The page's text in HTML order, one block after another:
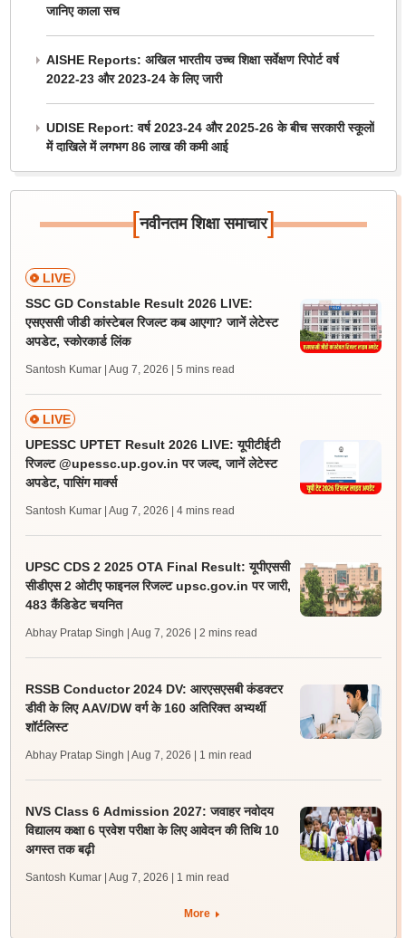
जानिए काला सच
AISHE Reports: अखिल भारतीय उच्च शिक्षा सर्वेक्षण रिपोर्ट वर्ष
2022-23 और 2023-24 के लिए जारी
UDISE Report: वर्ष 2023-24 और 2025-26 के बीच सरकारी स्कूलों
में दाखिले में लगभग 86 लाख की कमी आई
[नवीनतम शिक्षा समाचार]
LIVE
SSC GD Constable Result 2026 LIVE:
एसएससी जीडी कांस्टेबल रिजल्ट कब आएगा? जानें लेटेस्ट
अपडेट, स्कोरकार्ड लिंक
Santosh Kumar | Aug 7, 2026 | 5 mins read
LIVE
UPESSC UPTET Result 2026 LIVE: यूपीटीईटी
रिजल्ट @upessc.up.gov.in पर जल्द, जानें लेटेस्ट
अपडेट, पासिंग मार्क्स
Santosh Kumar | Aug 7, 2026 | 4 mins read
UPSC CDS 2 2025 OTA Final Result: यूपीएससी
सीडीएस 2 ओटीए फाइनल रिजल्ट upsc.gov.in पर जारी,
483 कैंडिडेट चयनित
Abhay Pratap Singh | Aug 7, 2026 | 2 mins read
RSSB Conductor 2024 DV: आरएसएसबी कंडक्टर
डीवी के लिए AAV/DW वर्ग के 160 अतिरिक्त अभ्यर्थी
शॉर्टलिस्ट
Abhay Pratap Singh | Aug 7, 2026 | 1 min read
NVS Class 6 Admission 2027: जवाहर नवोदय
विद्यालय कक्षा 6 प्रवेश परीक्षा के लिए आवेदन की तिथि 10
अगस्त तक बढ़ी
Santosh Kumar | Aug 7, 2026 | 1 min read
More